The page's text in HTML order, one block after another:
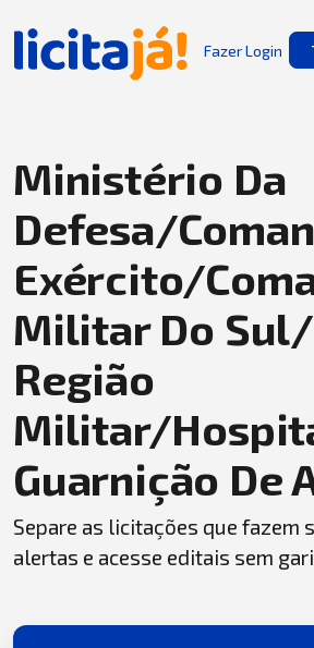
Fazer Login
Ministério Da
Defesa/
Exército/
Militar Do
Região
Militar/
Guarnição De
Separe as licitações que fazem
alertas e acesse editais sem